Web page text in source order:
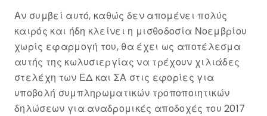
Αν συμβεί αυτό, καθώς δεν απομένει πολύς
καιρός και ήδη κλείνει η μισθοδοσία Νοεμβρίου
χωρίς εφαρμογή του, θα έχει ως αποτέλεσμα
αυτής της κωλυσιεργίας να τρέχουν χιλιάδες
στελέχη των ΕΔ και ΣΑ στις εφορίες για
υποβολή συμπληρωματικών τροποποιητικών
δηλώσεων για αναδρομικές αποδοχές του 2017